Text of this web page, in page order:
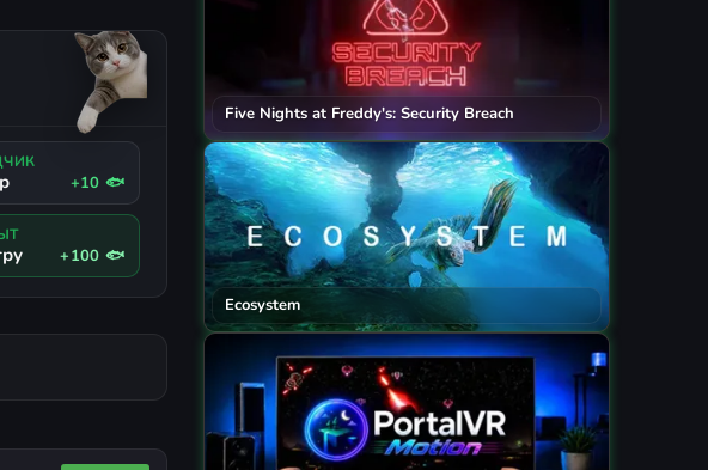
+10 🐟
+100 🐟
Five Nights at Freddy's: Security Breach
Ecosystem